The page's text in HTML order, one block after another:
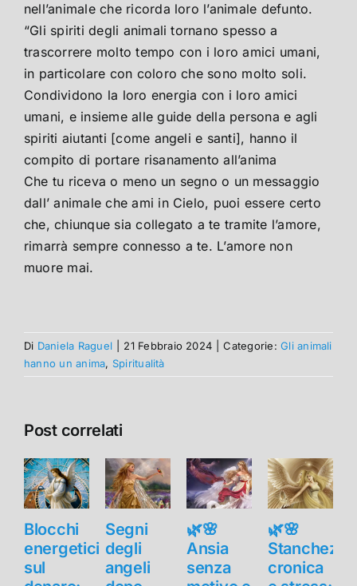
nell’animale che ricorda loro l’animale defunto.
“Gli spiriti degli animali tornano spesso a
trascorrere molto tempo con i loro amici umani,
in particolare con coloro che sono molto soli.
Condividono la loro energia con i loro amici
umani, e insieme alle guide della persona e agli
spiriti aiutanti [come angeli e santi], hanno il
compito di portare risanamento all’anima
Che tu riceva o meno un segno o un messaggio
dall’ animale che ami in Cielo, puoi essere certo
che, chiunque sia collegato a te tramite l’amore,
rimarrà sempre connesso a te. L’amore non
muore mai.
Di Daniela Raguel 21 Febbraio 2024 Categorie:Gli animali
hanno un anima, Spiritualità
Post correlati
Blocchi
energetici
sul
Segni
degli
angeli
🌿🌸
Ansia
senza
🌿🌸
Stanchezza
cronica